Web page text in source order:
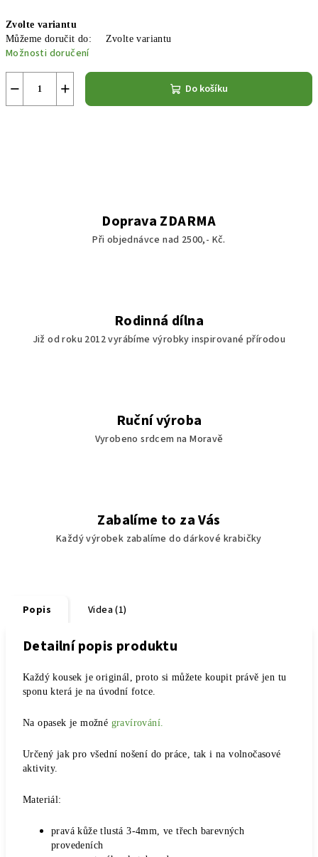
cena:
Zvolte variantu
Můžeme doručit do:
Zvolte variantu
Možnosti doručení
+
− Do košíku
Doprava ZDARMA
Při objednávce nad 2500,- Kč.
Rodinná dílna
Již od roku 2012 vyrábíme výrobky inspirované přírodou
Ruční výroba
Vyrobeno srdcem na Moravě
Zabalíme to za Vás
Každý výrobek zabalíme do dárkové krabičky
Popis Videa (1)
Detailní popis produktu
Každý kousek je originál, proto si můžete koupit právě jen tu
sponu která je na úvodní fotce.
Na opasek je možné gravírování.
Určený jak pro všední nošení do práce, tak i na volnočasové
aktivity.
Materiál:
pravá kůže tlustá 3-4mm, ve třech barevných
provedeních